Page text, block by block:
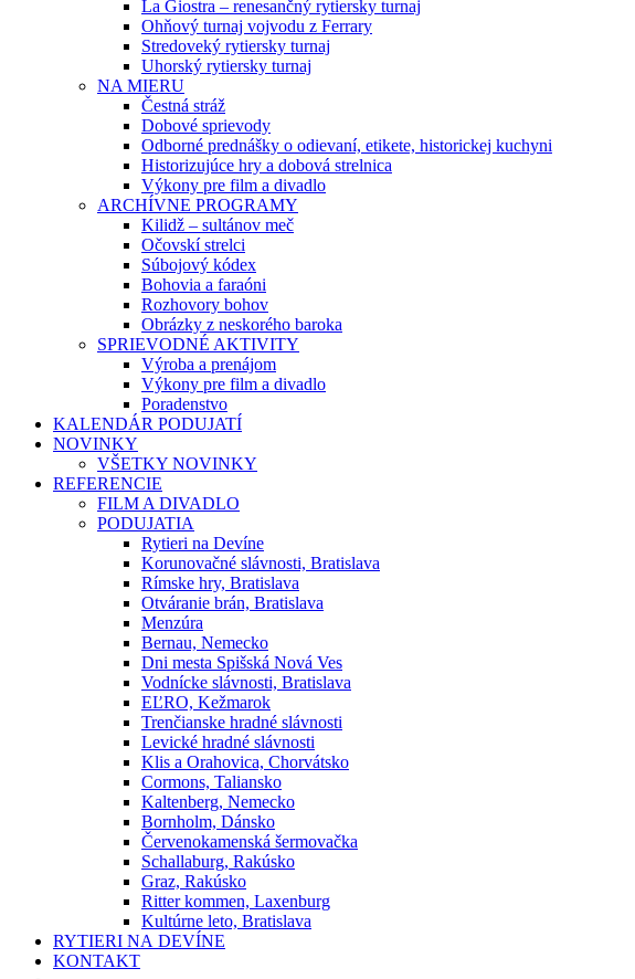
La Giostra – renesančný rytiersky turnaj
Ohňový turnaj vojvodu z Ferrary
Stredoveký rytiersky turnaj
Uhorský rytiersky turnaj
NA MIERU
Čestná stráž
Dobové sprievody
Odborné prednášky o odievaní, etikete, historickej kuchyni
Historizujúce hry a dobová strelnica
Výkony pre film a divadlo
ARCHÍVNE PROGRAMY
Kilidž – sultánov meč
Očovskí strelci
Súbojový kódex
Bohovia a faraóni
Rozhovory bohov
Obrázky z neskorého baroka
SPRIEVODNÉ AKTIVITY
Výroba a prenájom
Výkony pre film a divadlo
Poradenstvo
KALENDÁR PODUJATÍ
NOVINKY
VŠETKY NOVINKY
REFERENCIE
FILM A DIVADLO
PODUJATIA
Rytieri na Devíne
Korunovačné slávnosti, Bratislava
Rímske hry, Bratislava
Otváranie brán, Bratislava
Menzúra
Bernau, Nemecko
Dni mesta Spišská Nová Ves
Vodnícke slávnosti, Bratislava
EĽRO, Kežmarok
Trenčianske hradné slávnosti
Levické hradné slávnosti
Klis a Orahovica, Chorvátsko
Cormons, Taliansko
Kaltenberg, Nemecko
Bornholm, Dánsko
Červenokamenská šermovačka
Schallaburg, Rakúsko
Graz, Rakúsko
Ritter kommen, Laxenburg
Kultúrne leto, Bratislava
RYTIERI NA DEVÍNE
KONTAKT